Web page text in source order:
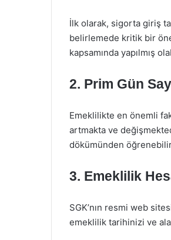
İlk olarak, sigorta giriş
belirlemede kritik bir
kapsamında yapılmış
2. Prim Gün
Emeklilikte en önemli
artmakta ve
dökümünden
3. Emeklilik
SGK’nın resmi web
emeklilik tarihinizi ve